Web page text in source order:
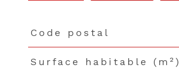
TRAD_PAMPERO_Caracteristique
Code postal
Surface habitable (m²)